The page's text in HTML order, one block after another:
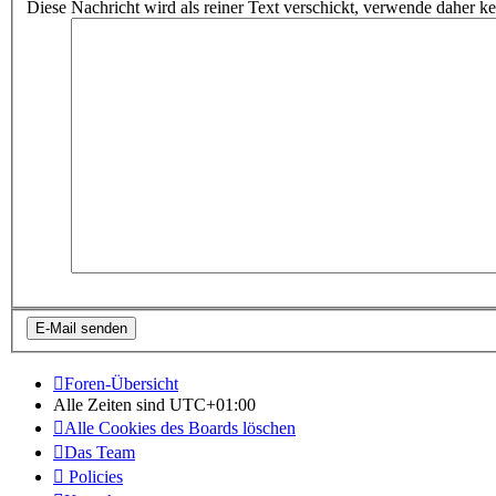
Diese Nachricht wird als reiner Text verschickt, verwende
Foren-Übersicht
Alle Zeiten sind UTC+01:00
Alle Cookies des Boards löschen
Das Team
Policies